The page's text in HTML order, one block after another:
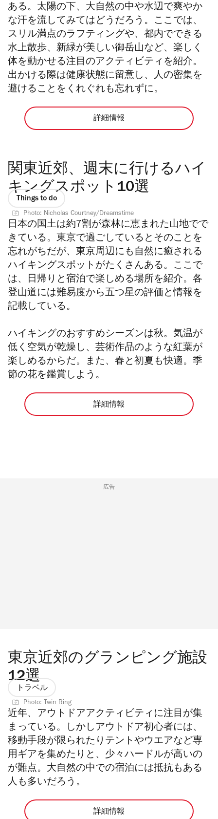
ある。太陽の下、大自然の中や水辺で爽やか
な汗を流してみてはどうだろう。ここでは、
スリル満点のラフティングや、都内でできる
水上散歩、新緑が美しい御岳山など、楽しく
体を動かせる注目のアクティビティを紹介。
出かける際は健康状態に留意し、人の密集を
避けることをくれぐれも忘れずに。
詳細情報
関東近郊、週末に行けるハイ
キングスポット10選
Things to do
Photo: Nicholas Courtney/Dreamstime
日本の国土は約7割が森林に恵まれた山地でで
きている。 東京で過ごしているとそのことを
忘れがちだが、東京周辺にも自然に癒される
ハイキングスポットがたくさんある。ここで
は、日帰りと宿泊で楽しめる場所を紹介。各
登山道には難易度から五つ星の評価と情報を
記載している。
ハイキングのおすすめシーズンは秋。気温が
低く空気が乾燥し、芸術作品のような紅葉が
楽しめるからだ。また、春と初夏も快適。季
節の花を鑑賞しよう。
詳細情報
広告
東京近郊のグランピング施設
12選
トラベル
Photo: Twin Ring
近年、アウトドアアクティビティ に注目が集
まっている。しかしアウトドア初心者には、
移動手段が限られたりテントやウエアなど専
用ギアを集めたりと、少々ハードルが高いの
が難点。大自然の中での宿泊には抵抗もある
人も多いだろう。
詳細情報